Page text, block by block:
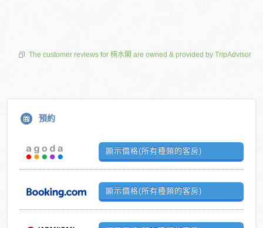
The customer reviews for 楠水閣 are owned & provided by TripAdvisor
預約
顯示價格(所有種類的客房)
顯示價格(所有種類的客房)